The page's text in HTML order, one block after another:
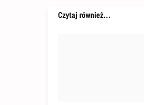
Czytaj również...